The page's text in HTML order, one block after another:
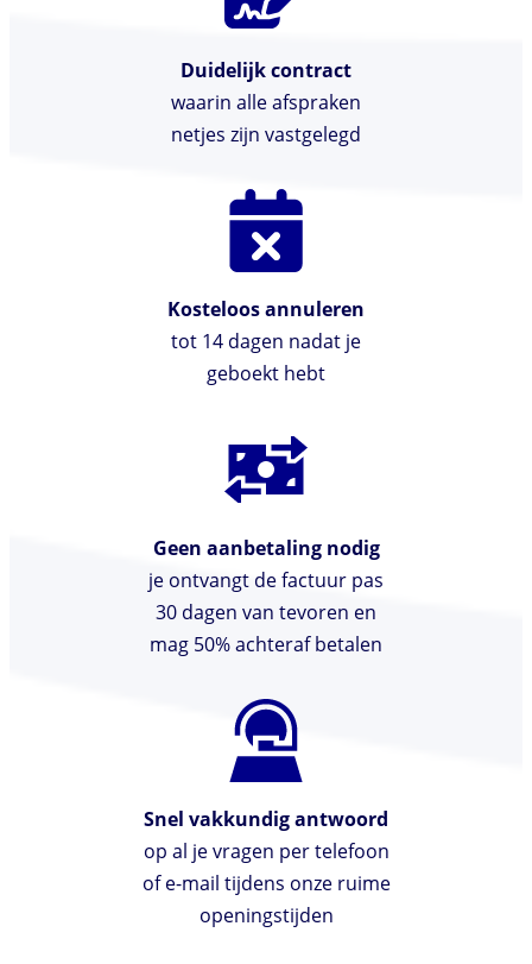
Duidelijk contract
waarin alle afspraken
netjes zijn vastgelegd
Kosteloos annuleren
tot 14 dagen nadat je
geboekt hebt
Geen aanbetaling nodig
je ontvangt de factuur pas
30 dagen van tevoren en
mag 50% achteraf betalen
Snel vakkundig antwoord
op al je vragen per telefoon
of e-mail tijdens onze ruime
openingstijden